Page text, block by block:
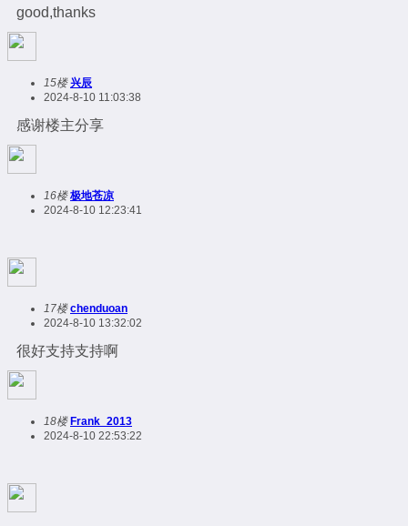
good,thanks
15楼 兴辰
2024-8-10 11:03:38
感谢楼主分享
16楼 极地苍凉
2024-8-10 12:23:41
17楼 chenduoan
2024-8-10 13:32:02
很好支持支持啊
18楼 Frank_2013
2024-8-10 22:53:22